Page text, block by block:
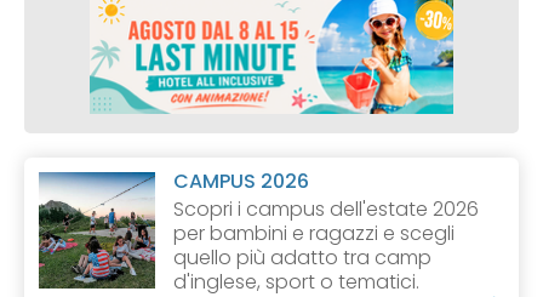
CAMPUS 2026
Scopri i campus dell'estate 2026
per bambini e ragazzi e scegli
quello più adatto tra camp
d'inglese, sport o tematici.